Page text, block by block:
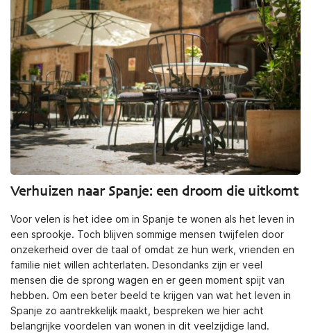
Verhuizen naar Spanje: een droom die uitkomt
Voor velen is het idee om in Spanje te wonen als het leven in
een sprookje. Toch blijven sommige mensen twijfelen door
onzekerheid over de taal of omdat ze hun werk, vrienden en
familie niet willen achterlaten. Desondanks zijn er veel
mensen die de sprong wagen en er geen moment spijt van
hebben. Om een beter beeld te krijgen van wat het leven in
Spanje zo aantrekkelijk maakt, bespreken we hier acht
belangrijke voordelen van wonen in dit veelzijdige land.